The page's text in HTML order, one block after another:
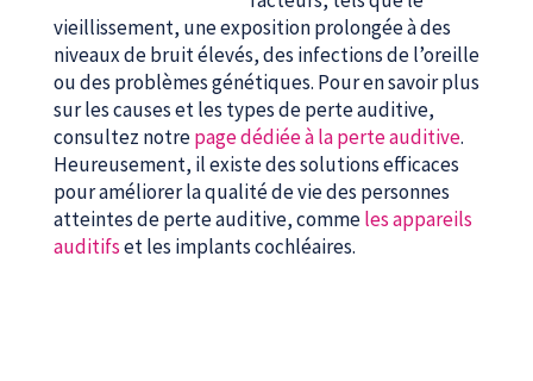
vieillissement, une exposition prolongée à des
niveaux de bruit élevés, des infections de l’oreille
ou des problèmes génétiques. Pour en savoir plus
sur les causes et les types de perte auditive,
consultez notrepage dédiée à la perte auditive.
Heureusement, il existe des solutions efficaces
pour améliorer la qualité de vie des personnes
atteintes de perte auditive, commeles appareils
auditifset les implants cochléaires.